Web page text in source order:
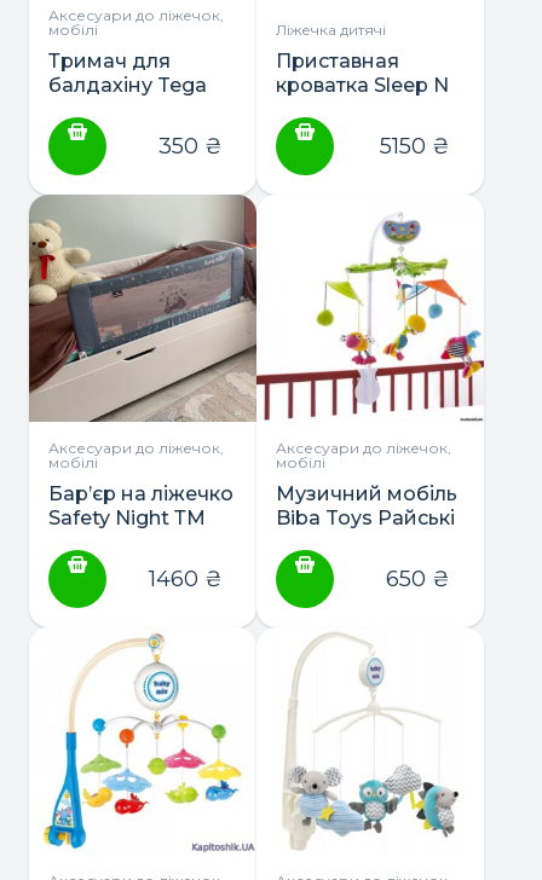
Аксесуари до ліжечок,
мобілі
Тримач для
балдахіну Tega
350 ₴
Ліжечка дитячі
Приставная
кроватка Sleep N
5150 ₴
Аксесуари до ліжечок,
мобілі
Бар’єр на ліжечко
Safety Night ТМ
1460 ₴
Аксесуари до ліжечок,
мобілі
Музичний мобіль
Biba Toys Райські
650 ₴